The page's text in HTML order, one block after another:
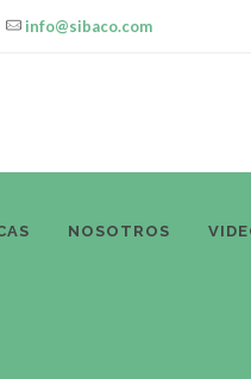
info@sibaco.com
NOSOTROS